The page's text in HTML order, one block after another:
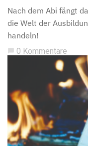
Nach dem Abi fängt
die Welt der
handeln!
0 Kommentare